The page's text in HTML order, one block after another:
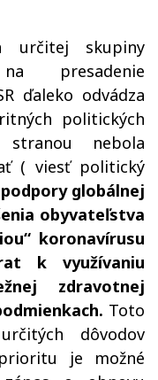
určitej skupiny
presadenie
ďaleko odvádza
politických
nebola
( viesť politický
globálnej
obyvateľstva
koronavírusu
k využívaniu
zdravotnej
Toto
dôvodov
je možné